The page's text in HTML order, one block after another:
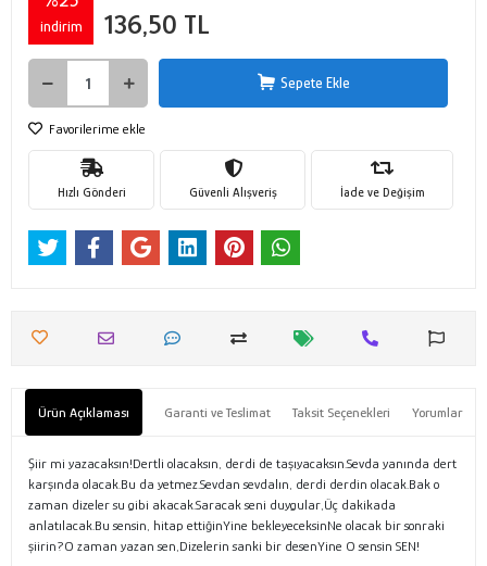
indirim 136,50 TL
Sepete Ekle
Favorilerime ekle
Hızlı Gönderi Güvenli Alışveriş İade ve Değişim
Ürün Açıklaması Garanti ve Teslimat Taksit Seçenekleri Yorumlar
Şiir mi yazacaksın!Dertli olacaksın, derdi de taşıyacaksın.Sevda yanında dert
karşında olacak.Bu da yetmez.Sevdan sevdalın, derdi derdin olacak.Bak o
zaman dizeler su gibi akacak.Saracak seni duygular,Üç dakikada
anlatılacak.Bu sensin, hitap ettiğinYine bekleyeceksinNe olacak bir sonraki
şiirin?O zaman yazan sen,Dizelerin sanki bir desenYine O sensin SEN!